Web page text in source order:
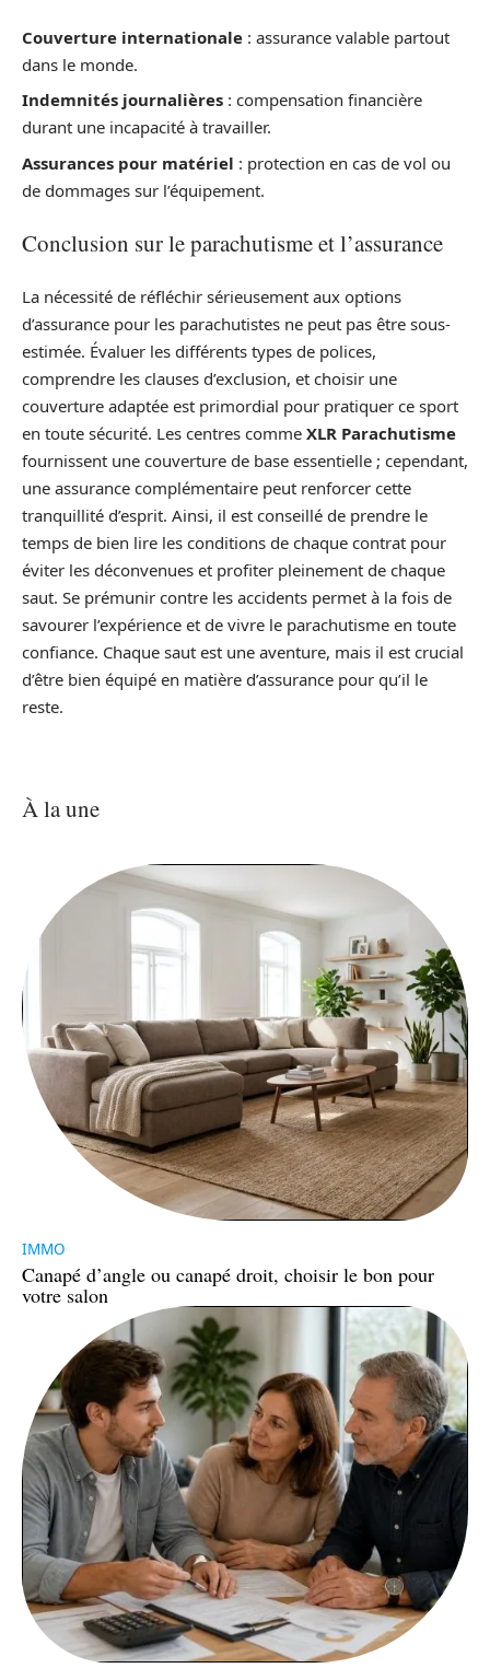
Couverture internationale : assurance valable partout
dans le monde.
Indemnités journalières : compensation financière
durant une incapacité à travailler.
Assurances pour matériel : protection en cas de vol ou
de dommages sur l’équipement.
Conclusion sur le parachutisme et l’assurance
La nécessité de réfléchir sérieusement aux options
d’assurance pour les parachutistes ne peut pas être sous-
estimée. Évaluer les différents types de polices,
comprendre les clauses d’exclusion, et choisir une
couverture adaptée est primordial pour pratiquer ce sport
en toute sécurité. Les centres comme XLR Parachutisme
fournissent une couverture de base essentielle ; cependant,
une assurance complémentaire peut renforcer cette
tranquillité d’esprit. Ainsi, il est conseillé de prendre le
temps de bien lire les conditions de chaque contrat pour
éviter les déconvenues et profiter pleinement de chaque
saut. Se prémunir contre les accidents permet à la fois de
savourer l’expérience et de vivre le parachutisme en toute
confiance. Chaque saut est une aventure, mais il est crucial
d’être bien équipé en matière d’assurance pour qu’il le
reste.
À la une
IMMO
Canapé d’angle ou canapé droit, choisir le bon pour
votre salon